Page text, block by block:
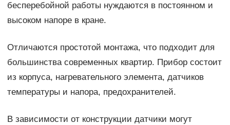
бесперебойной работы нуждаются в постоянном и
высоком напоре в кране.
Отличаются простотой монтажа, что подходит для
большинства современных квартир. Прибор состоит
из корпуса, нагревательного элемента, датчиков
температуры и напора, предохранителей.
В зависимости от конструкции датчики могут